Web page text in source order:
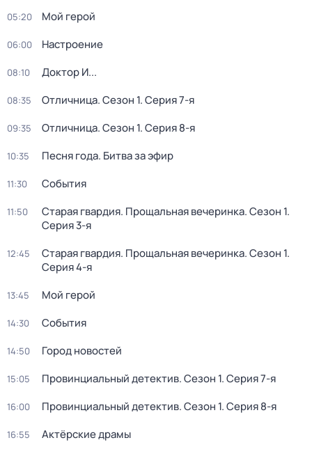
05:20 Мой герой
06:00 Настроение
08:10 Доктор И...
08:35 Отличница. Сезон 1. Серия 7-я
09:35 Отличница. Сезон 1. Серия 8-я
10:35 Песня года. Битва за эфир
11:30 События
11:50 Старая гвардия. Прощальная вечеринка. Сезон 1.
Серия 3-я
12:45 Старая гвардия. Прощальная вечеринка. Сезон 1.
Серия 4-я
13:45 Мой герой
14:30 События
14:50 Город новостей
15:05 Провинциальный детектив. Сезон 1. Серия 7-я
16:00 Провинциальный детектив. Сезон 1. Серия 8-я
16:55 Актёрские драмы